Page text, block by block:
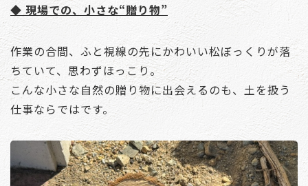
◆ 現場での、小さな“贈り物”
作業の合間、ふと視線の先にかわいい松ぼっくりが落
ちていて、思わずほっこり。
こんな小さな自然の贈り物に出会えるのも、土を扱う
仕事ならではです。